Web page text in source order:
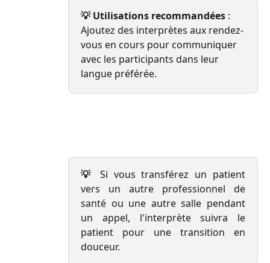
💡 Utilisations recommandées :
Ajoutez des interprètes aux rendez-
vous en cours pour communiquer
avec les participants dans leur
langue préférée.
💡
Si vous transférez un patient
vers un autre professionnel de
santé ou une autre salle pendant
un appel, l'interprète suivra le
patient pour une transition en
douceur.